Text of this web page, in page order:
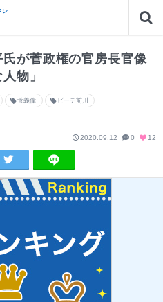
ン
房長官像を予想…首相に「忠実な人物」
氏が菅政権の官房長官像
物」
菅義偉 ビーチ前川
2020.09.12 0 12